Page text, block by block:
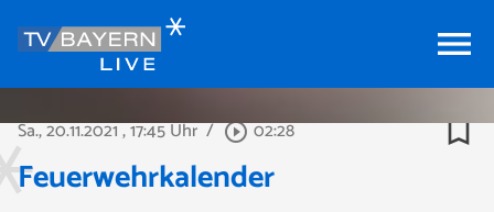
menu
Sa., 20.11.2021, 17:45 Uhr / play_circle_outline02:28 bookmark_border
Feuerwehrkalender